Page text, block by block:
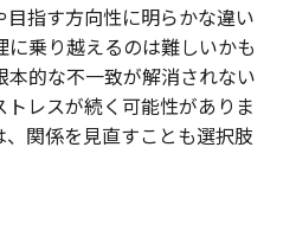
指す方向性に明らかな違い
乗り越えるのは難しいかも
本的な不一致が解消されない
レスが続く可能性がありま
関係を見直すことも選択肢